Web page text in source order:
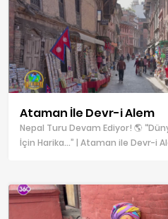
Ataman İle Devr-i Alem
Nepal Turu Devam Ediyor! 🌎
İçin Harika…” | Ataman ile Devr-i